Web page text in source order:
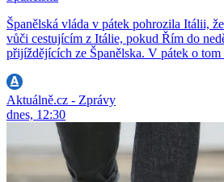
Španělská vláda v pátek pohrozila Itálii,
vůči cestujícím z Itálie, pokud Řím do
přijíždějících ze Španělska. V pátek o tom
Aktuálně.cz - Zprávy
dnes, 12:30